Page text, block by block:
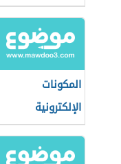
المكونات
الإلكترونية